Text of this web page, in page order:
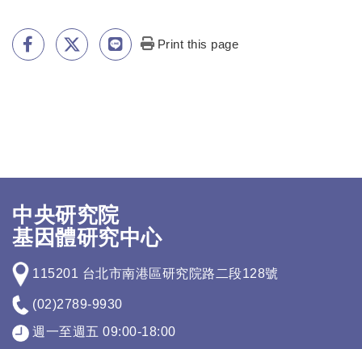
Print this page
中央研究院
基因體研究中心
115201 台北市南港區研究院路二段128號
(02)2789-9930
週一至週五 09:00-18:00